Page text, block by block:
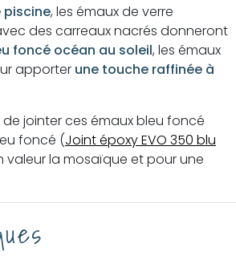
piscine, les émaux de verre
des carreaux nacrés donneront
foncé océan au soleil, les émaux
apporter une touche raffinée à
jointer ces émaux bleu foncé
foncé (Joint époxy EVO 350 blu
valeur la mosaïque et pour une